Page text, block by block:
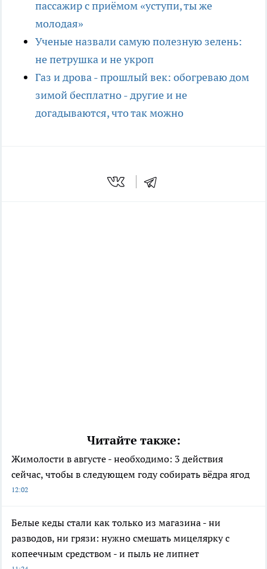
пассажир с приёмом «уступи, ты же
молодая»
Ученые назвали самую полезную зелень:
не петрушка и не укроп
Газ и дрова - прошлый век: обогреваю дом
зимой бесплатно - другие и не
догадываются, что так можно
Читайте также:
Жимолости в августе - необходимо: 3 действия
сейчас, чтобы в следующем году собирать вёдра ягод
12:02
Белые кеды стали как только из магазина - ни
разводов, ни грязи: нужно смешать мицелярку с
копеечным средством - и пыль не липнет